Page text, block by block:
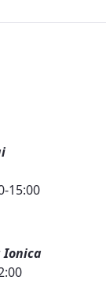
15:00
Ionica